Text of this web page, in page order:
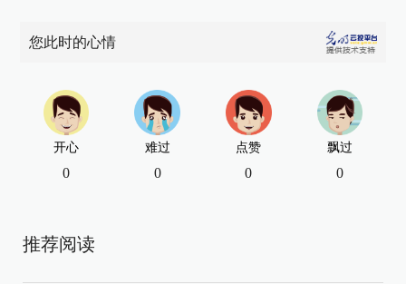
您此时的心情
开心
0
难过
0
点赞
0
飘过
0
推荐阅读